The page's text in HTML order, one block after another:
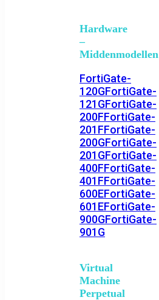
Hardware
–
Middenmodellen
FortiGate-
120GFortiGate-
121GFortiGate-
200FFortiGate-
201FFortiGate-
200GFortiGate-
201GFortiGate-
400FFortiGate-
401FFortiGate-
600EFortiGate-
601EFortiGate-
900GFortiGate-
901G
Virtual
Machine
Perpetual